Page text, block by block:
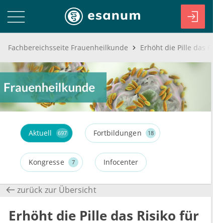
Fachbereichsseite Frauenheilkunde Erhöht die Pille das
Aktuell 697 Fortbildungen 18
Kongresse 7 Infocenter
zurück zur Übersicht
Erhöht die Pille das Risiko für